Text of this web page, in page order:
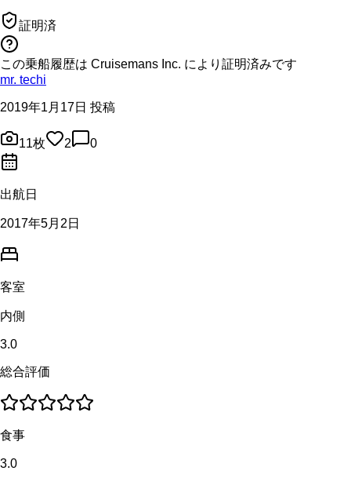
証明済
この乗船履歴は Cruisemans Inc. により証明済みです
mr. techi
2019年1月17日 投稿
11枚 2 0
出航日
2017年5月2日
客室
内側
3.0
総合評価
食事
3.0